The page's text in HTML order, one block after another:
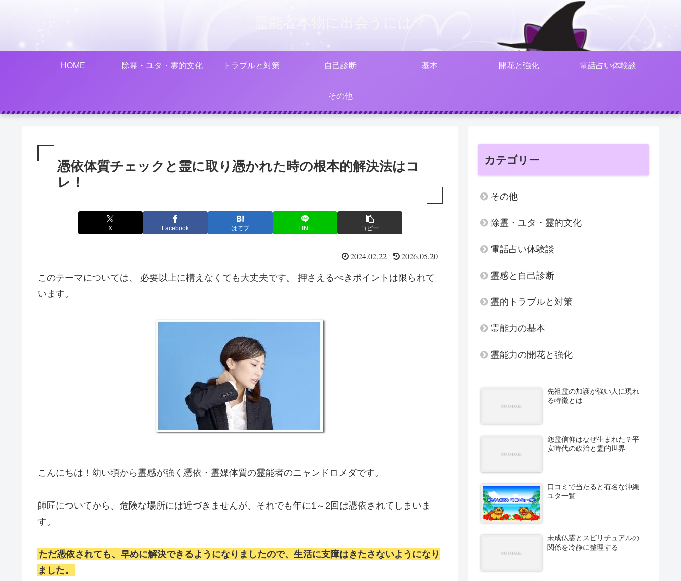
HOME 除霊・ユタ・霊的文化 トラブルと対策 自己診断 基本 開花と強化 電話占い体験談
その他
憑依体質チェックと霊に取り憑かれた時の根本的解決法はコ
レ！
X Facebook はてブ LINE コピー
2024.02.22 2026.05.20
このテーマについては、 必要以上に構えなくても大丈夫です。 押さえるべきポイントは限られて
います。
こんにちは！幼い頃から霊感が強く憑依・霊媒体質の霊能者のニャンドロメダです。
師匠についてから、危険な場所には近づきませんが、それでも年に1～2回は憑依されてしまいま
す。
ただ憑依されても、早めに解決できるようになりましたので、生活に支障はきたさないようになり
ました。
カテゴリー
その他
除霊・ユタ・霊的文化
電話占い体験談
霊感と自己診断
霊的トラブルと対策
霊能力の基本
霊能力の開花と強化
先祖霊の加護が強い人に現れ
る特徴とは
怨霊信仰はなぜ生まれた？平
安時代の政治と霊的世界
口コミで当たると有名な沖縄
ユタ一覧
未成仏霊とスピリチュアルの
関係を冷静に整理する